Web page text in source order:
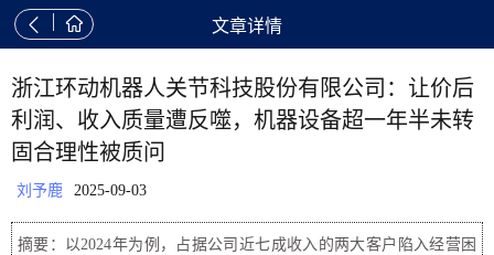
  文章详情
浙江环动机器人关节科技股份有限公司：让价后
利润、收入质量遭反噬，机器设备超一年半未转
固合理性被质问
刘予鹿 2025-09-03
摘要：以2024年为例，占据公司近七成收入的两大客户陷入经营困